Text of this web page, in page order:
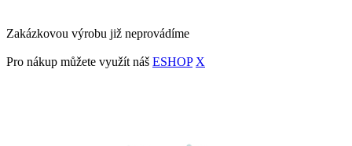
Zakázkovou výrobu již neprovádíme
Pro nákup můžete využít náš ESHOP X